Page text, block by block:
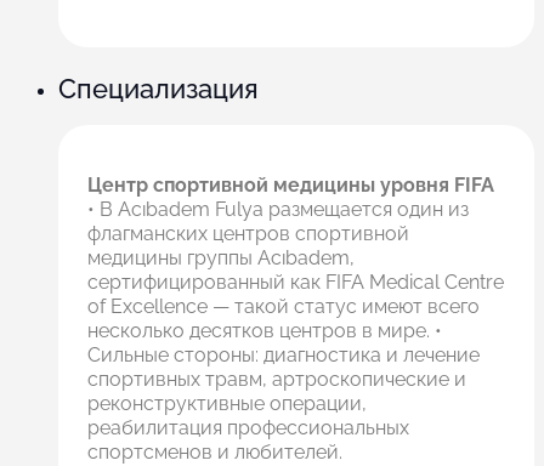
Cпециализация
Центр спортивной медицины уровня FIFA
• В Acıbadem Fulya размещается один из
флагманских центров спортивной
медицины группы Acıbadem,
сертифицированный как FIFA Medical Centre
of Excellence — такой статус имеют всего
несколько десятков центров в мире. •
Сильные стороны: диагностика и лечение
спортивных травм, артроскопические и
реконструктивные операции,
реабилитация профессиональных
спортсменов и любителей.